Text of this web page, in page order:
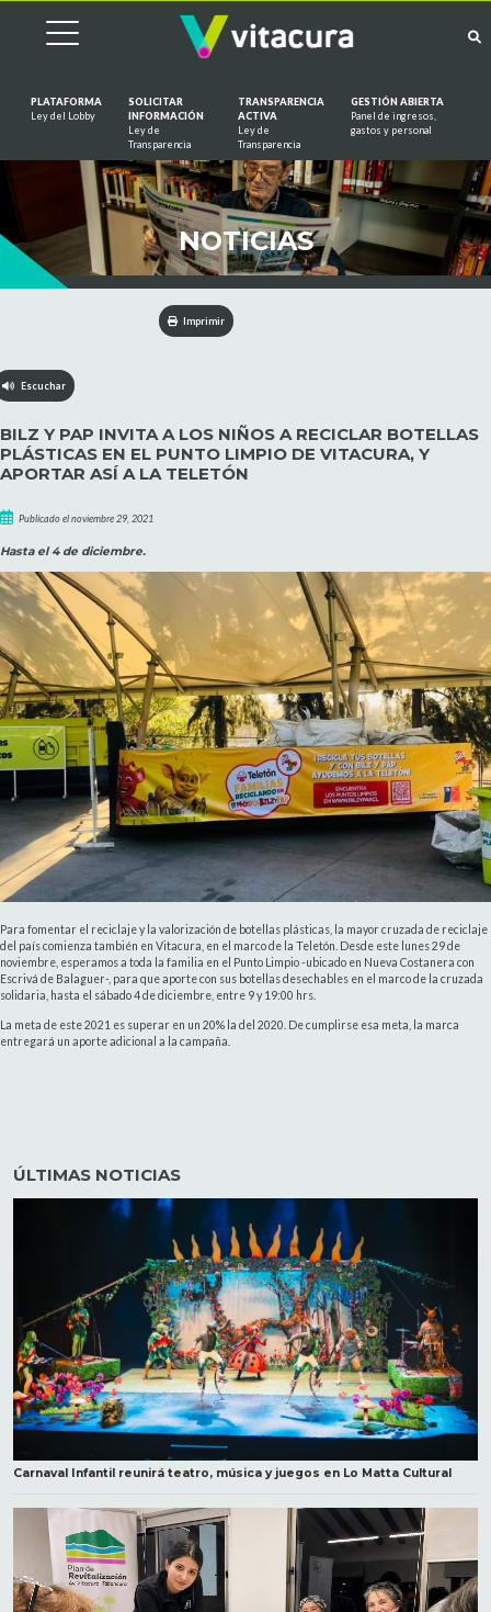
PLATAFORMA
Ley del Lobby
SOLICITAR
INFORMACIÓN
Ley de
Transparencia
TRANSPARENCIA
ACTIVA
Ley de
Transparencia
GESTIÓN ABIERTA
Panel de ingresos,
gastos y personal
NOTICIAS
Imprimir
Escuchar
BILZ Y PAP INVITA A LOS NIÑOS A RECICLAR BOTELLAS
PLÁSTICAS EN EL PUNTO LIMPIO DE VITACURA, Y
APORTAR ASÍ A LA TELETÓN
Publicado el noviembre 29, 2021
Hasta el 4 de diciembre.
Para fomentar el reciclaje y la valorización de botellas plásticas, la mayor cruzada de reciclaje
del país comienza también en Vitacura, en el marco de la Teletón. Desde este lunes 29 de
noviembre, esperamos a toda la familia en el Punto Limpio -ubicado en Nueva Costanera con
Escrivá de Balaguer-, para que aporte con sus botellas desechables en el marco de la cruzada
solidaria, hasta el sábado 4 de diciembre, entre 9 y 19:00 hrs.
La meta de este 2021 es superar en un 20% la del 2020. De cumplirse esa meta, la marca
entregará un aporte adicional a la campaña.
ÚLTIMAS NOTICIAS
Carnaval Infantil reunirá teatro, música y juegos en Lo Matta Cultural